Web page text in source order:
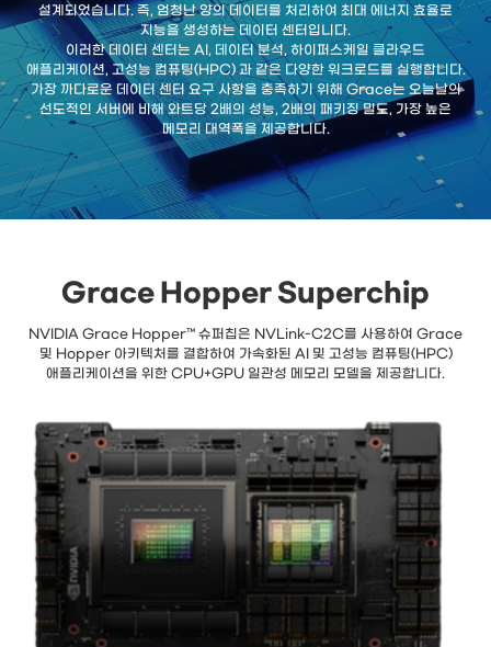
설계되었습니다. 즉, 엄청난 양의 데이터를 처리하여 최대 에너지 효율로
지능을 생성하는 데이터 센터입니다.
이러한 데이터 센터는 AI, 데이터 분석, 하이퍼스케일 클라우드
애플리케이션, 고성능 컴퓨팅(HPC) 과 같은 다양한 워크로드를 실행합니다.
가장 까다로운 데이터 센터 요구 사항을 충족하기 위해 Grace는 오늘날의
선도적인 서버에 비해 와트당 2배의 성능, 2배의 패키징 밀도, 가장 높은
메모리 대역폭을 제공합니다.
Grace Hopper Superchip
NVIDIA Grace Hopper™ 슈퍼칩은 NVLink-C2C를 사용하여 Grace
및 Hopper 아키텍처를 결합하여 가속화된 AI 및 고성능 컴퓨팅(HPC)
애플리케이션을 위한 CPU+GPU 일관성 메모리 모델을 제공합니다.